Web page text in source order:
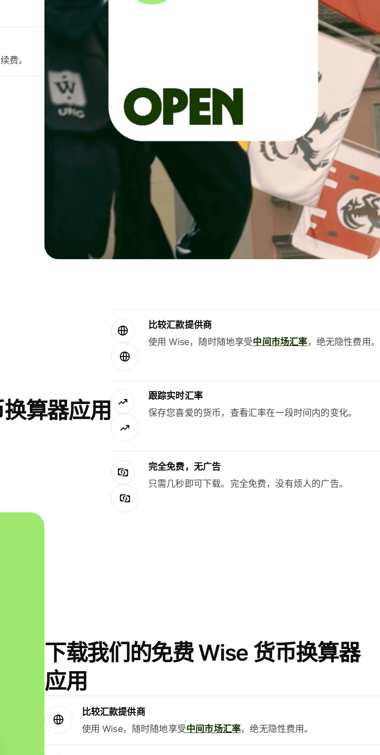
费。
算器应用
比较汇款提供商
使用 Wise，随时随地享受中间市场汇率，绝无隐性费用。
跟踪实时汇率
保存您喜爱的货币，查看汇率在一段时间内的变化。
完全免费，无广告
只需几秒即可下载。完全免费，没有烦人的广告。
下载我们的免费 Wise 货币换算器
应用
比较汇款提供商
使用 Wise，随时随地享受中间市场汇率，绝无隐性费用。